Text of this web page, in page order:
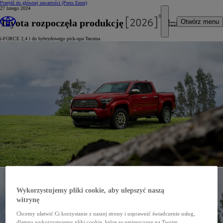
Przejdź do głównej zawartości (Press Enter)
Otwórz menu
27 lutego 2024
Toyota rozpoczęła produkcję nowego silnika
i-FORCE 2,4 l do hybrydowego pick-upa Tacoma
Wykorzystujemy pliki cookie, aby ulepszyć naszą
witrynę
Chcemy ułatwić Ci korzystanie z naszej strony i usprawnić świadczenie usług,